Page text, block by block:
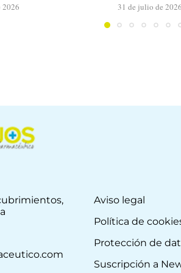
2026 31 de julio de 2026
Aviso legal
Política de
Protección de
Suscripción a